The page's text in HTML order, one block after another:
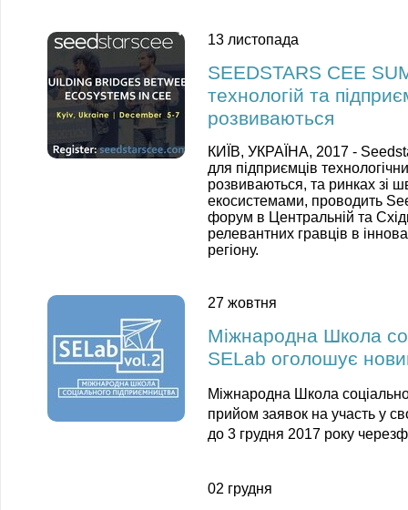
13 листопада
SEEDSTARS CEE
технологій та
розвиваються
КИЇВ, УКРАЇНА, 2017 -
для підприємців
розвиваються, та ринках зі
екосистемами, проводить
форум в Центральній та
релевантних гравців в
регіону.
27 жовтня
Міжнародна Школа
SELab оголошує
Міжнародна Школа
прийом заявок на участь у
до 3 грудня 2017 року
02 грудня